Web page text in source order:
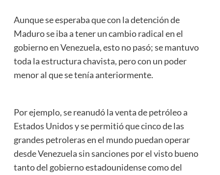
Aunque se esperaba que con la detención de
Maduro se iba a tener un cambio radical en el
gobierno en Venezuela, esto no pasó; se mantuvo
toda la estructura chavista, pero con un poder
menor al que se tenía anteriormente.
Por ejemplo, se reanudó la venta de petróleo a
Estados Unidos y se permitió que cinco de las
grandes petroleras en el mundo puedan operar
desde Venezuela sin sanciones por el visto bueno
tanto del gobierno estadounidense como del